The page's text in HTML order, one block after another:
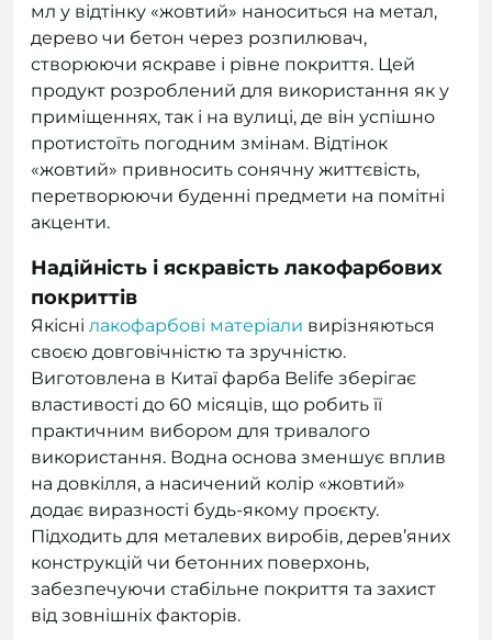
мл у відтінку «жовтий» наноситься на метал,
дерево чи бетон через розпилювач,
створюючи яскраве і рівне покриття. Цей
продукт розроблений для використання як у
приміщеннях, так і на вулиці, де він успішно
протистоїть погодним змінам. Відтінок
«жовтий» привносить сонячну життєвість,
перетворюючи буденні предмети на помітні
акценти.
Надійність і яскравість лакофарбових
покриттів
Якісні лакофарбові матеріали вирізняються
своєю довговічністю та зручністю.
Виготовлена в Китаї фарба Belife зберігає
властивості до 60 місяців, що робить її
практичним вибором для тривалого
використання. Водна основа зменшує вплив
на довкілля, а насичений колір «жовтий»
додає виразності будь-якому проєкту.
Підходить для металевих виробів, дерев’яних
конструкцій чи бетонних поверхонь,
забезпечуючи стабільне покриття та захист
від зовнішніх факторів.